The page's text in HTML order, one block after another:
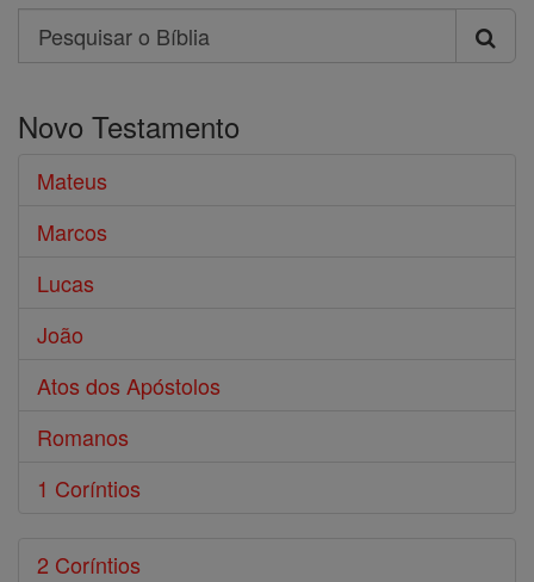
Search
Pesquisar
Bíblia
Novo Testamento
Mateus
Marcos
Lucas
João
Atos dos Apóstolos
Romanos
1 Coríntios
2 Coríntios